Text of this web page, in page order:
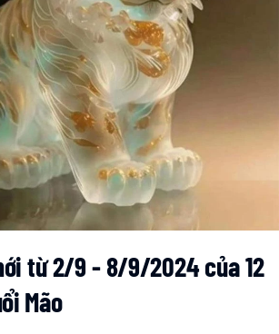
từ 2/9 - 8/9/2024 của 12
Mão